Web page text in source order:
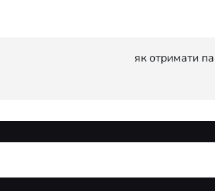
як отримати